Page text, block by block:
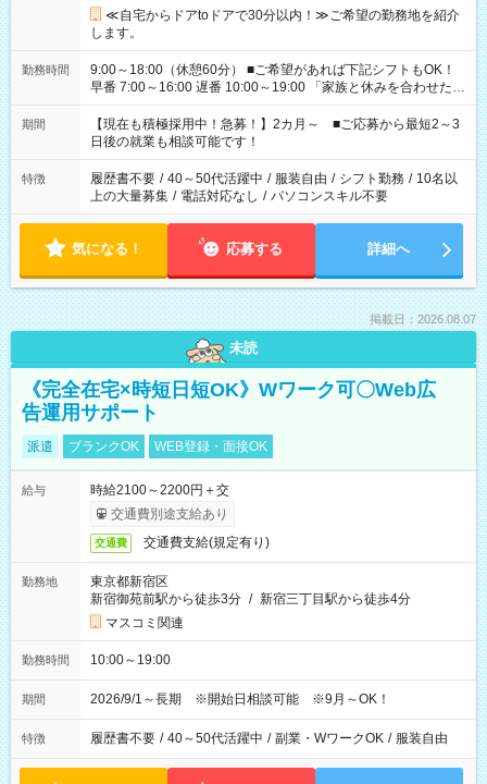
≪自宅からドアtoドアで30分以内！≫ご希望の勤務地を紹介
します。
勤務時間
9:00～18:00（休憩60分） ■ご希望があれば下記シフトもOK！
早番 7:00～16:00 遅番 10:00～19:00 「家族と休みを合わせた
い」 「余裕を持って夕飯の準備がしたい」 「できれば残業はし
たくない」 など、ご希望を教えてくださいね。 ※Wワーク希望
の方へ 今ご覧のお仕事で希望する勤務時間と、もう1つのお仕事
の勤務時間。 合計で週40時間を超える場合は応募できません。
期間
【現在も積極採用中！急募！】2カ月～ ■ご応募から最短2～3
日後の就業も相談可能です！
特徴 履歴書不要 / 40～50代活躍中 / 服装自由 / シフト勤務 / 10名以
上の大量募集 / 電話対応なし / パソコンスキル不要
気になる！ 応募する 詳細へ
掲載日：2026.08.07
未読
《完全在宅×時短日短OK》Wワーク可〇Web広
告運用サポート
派遣 ブランクOK WEB登録・面接OK
給与
時給2100～2200円＋交
交通費別途支給あり
交通費 交通費支給(規定有り)
勤務地
東京都新宿区
新宿御苑前駅から徒歩3分 / 新宿三丁目駅から徒歩4分
マスコミ関連
勤務時間 10:00～19:00
期間 2026/9/1～長期 ※開始日相談可能 ※9月～OK！
特徴 履歴書不要 / 40～50代活躍中 / 副業・WワークOK / 服装自由